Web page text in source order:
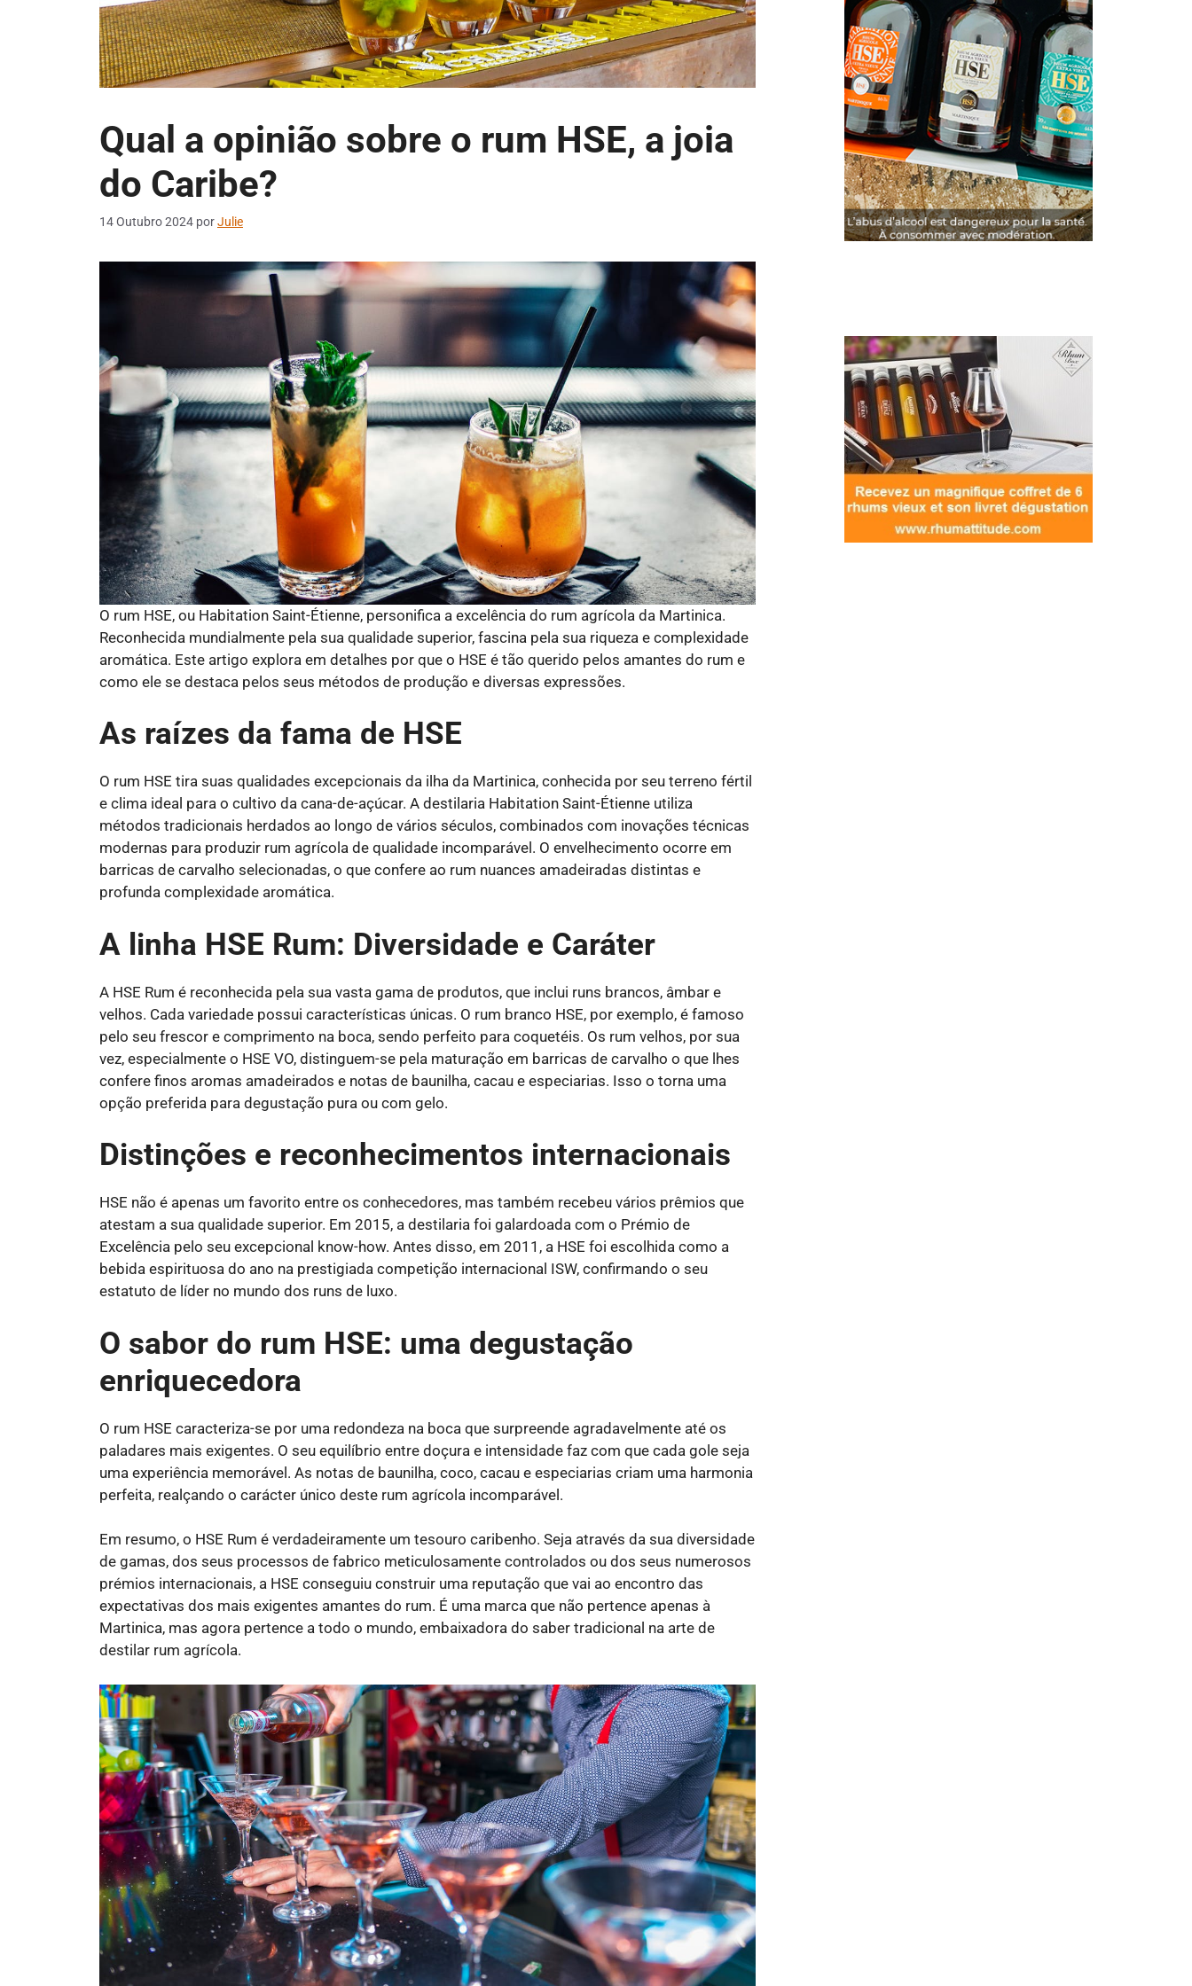
Qual a opinião sobre o rum HSE, a joia
do Caribe?
14 Outubro 2024 porJulie
O rum HSE, ou Habitation Saint-Étienne, personifica a excelência do rum agrícola da Martinica.
Reconhecida mundialmente pela sua qualidade superior, fascina pela sua riqueza e complexidade
aromática. Este artigo explora em detalhes por que o HSE é tão querido pelos amantes do rum e
como ele se destaca pelos seus métodos de produção e diversas expressões.
As raízes da fama de HSE
O rum HSE tira suas qualidades excepcionais da ilha da Martinica, conhecida por seu terreno fértil
e clima ideal para o cultivo da cana-de-açúcar. A destilaria Habitation Saint-Étienne utiliza
métodos tradicionais herdados ao longo de vários séculos, combinados com inovações técnicas
modernas para produzir rum agrícola de qualidade incomparável. O envelhecimento ocorre em
barricas de carvalho selecionadas, o que confere ao rum nuances amadeiradas distintas e
profunda complexidade aromática.
A linha HSE Rum: Diversidade e Caráter
A HSE Rum é reconhecida pela sua vasta gama de produtos, que inclui runs brancos, âmbar e
velhos. Cada variedade possui características únicas. O rum branco HSE, por exemplo, é famoso
pelo seu frescor e comprimento na boca, sendo perfeito para coquetéis. Os rum velhos, por sua
vez, especialmente o HSE VO, distinguem-se pela maturação em barricas de carvalho o que lhes
confere finos aromas amadeirados e notas de baunilha, cacau e especiarias. Isso o torna uma
opção preferida para degustação pura ou com gelo.
Distinções e reconhecimentos internacionais
HSE não é apenas um favorito entre os conhecedores, mas também recebeu vários prêmios que
atestam a sua qualidade superior. Em 2015, a destilaria foi galardoada com o Prémio de
Excelência pelo seu excepcional know-how. Antes disso, em 2011, a HSE foi escolhida como a
bebida espirituosa do ano na prestigiada competição internacional ISW, confirmando o seu
estatuto de líder no mundo dos runs de luxo.
O sabor do rum HSE: uma degustação
enriquecedora
O rum HSE caracteriza-se por uma redondeza na boca que surpreende agradavelmente até os
paladares mais exigentes. O seu equilíbrio entre doçura e intensidade faz com que cada gole seja
uma experiência memorável. As notas de baunilha, coco, cacau e especiarias criam uma harmonia
perfeita, realçando o carácter único deste rum agrícola incomparável.
Em resumo, o HSE Rum é verdadeiramente um tesouro caribenho. Seja através da sua diversidade
de gamas, dos seus processos de fabrico meticulosamente controlados ou dos seus numerosos
prémios internacionais, a HSE conseguiu construir uma reputação que vai ao encontro das
expectativas dos mais exigentes amantes do rum. É uma marca que não pertence apenas à
Martinica, mas agora pertence a todo o mundo, embaixadora do saber tradicional na arte de
destilar rum agrícola.